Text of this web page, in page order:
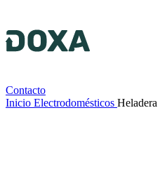
Contacto
Inicio Electrodomésticos